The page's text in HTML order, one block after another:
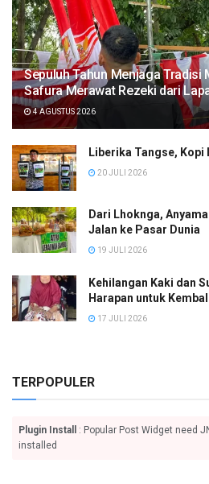
Sepuluh Tahun Menjaga Tradisi
Safura Merawat Rezeki dari
4 AGUSTUS 2026
Liberika Tangse,
20 JULI 2026
Dari Lhoknga,
Jalan ke Pasar Dunia
19 JULI 2026
Kehilangan Kaki dan
Harapan untuk
17 JULI 2026
TERPOPULER
Plugin Install
: Popular Post Widget need
installed